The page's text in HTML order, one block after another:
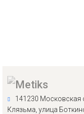
141230 Московская
Клязьма, улица